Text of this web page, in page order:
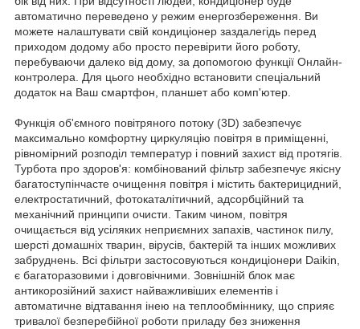
автоматично переведено у режим енергозбереження. Ви
можете налаштувати свій кондиціонер заздалегідь перед
приходом додому або просто перевірити його роботу,
перебуваючи далеко від дому, за допомогою функції Онлайн-
контролера. Для цього необхідно встановити спеціальний
додаток на Ваш смартфон, планшет або комп'ютер.
Функція об'ємного повітряного потоку (3D) забезпечує
максимально комфортну циркуляцію повітря в приміщенні,
рівномірний розподіл температур і повний захист від протягів.
Турбота про здоров'я: комбінований фільтр забезпечує якісну
багатоступінчасте очищення повітря і містить бактерицидний,
електростатичний, фотокаталітичний, адсорбційний та
механічний принципи очисти. Таким чином, повітря
очищається від усіляких неприємних запахів, частинок пилу,
шерсті домашніх тварин, вірусів, бактерій та інших можливих
забруднень. Всі фільтри застосовуються кондиціонери Daikin,
є багаторазовими і довговічними. Зовнішній блок має
антикорозійний захист найважливіших елементів і
автоматичне відтавання інею на теплообміннику, що сприяє
тривалої безперебійної роботи приладу без зниження